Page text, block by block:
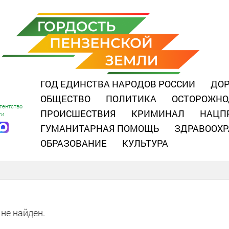
ГОД ЕДИНСТВА НАРОДОВ РОССИИ
ОБЩЕСТВО
ПОЛИТИКА
ПРОИСШЕСТВИЯ
КРИМИНАЛ
ГУМАНИТАРНАЯ ПОМОЩЬ
ОБРАЗОВАНИЕ
КУЛЬТУРА
найден.